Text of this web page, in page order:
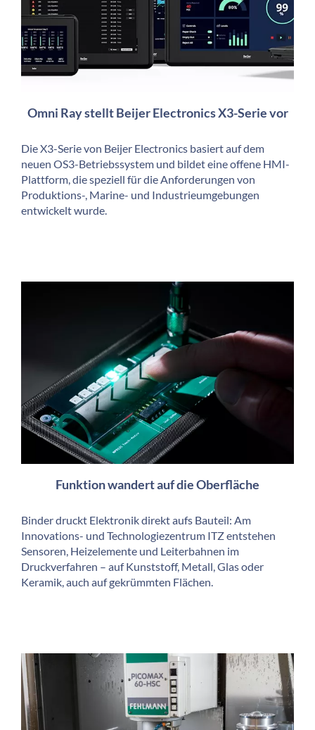
Omni Ray stellt Beijer Electronics X3-Serie vor
Die X3-Serie von Beijer Electronics basiert auf dem
neuen OS3-Betriebssystem und bildet eine offene HMI-
Plattform, die speziell für die Anforderungen von
Produktions-, Marine- und Industrieumgebungen
entwickelt wurde.
Funktion wandert auf die Oberfläche
Binder druckt Elektronik direkt aufs Bauteil: Am
Innovations- und Technologiezentrum ITZ entstehen
Sensoren, Heizelemente und Leiterbahnen im
Druckverfahren – auf Kunststoff, Metall, Glas oder
Keramik, auch auf gekrümmten Flächen.